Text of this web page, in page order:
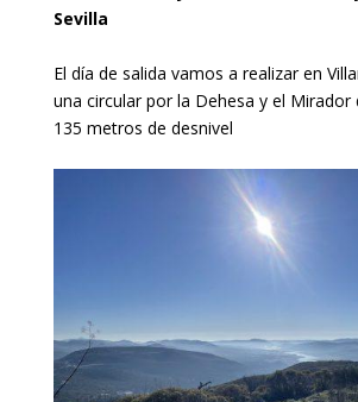
Sevilla
El día de salida vamos a realizar en
una circular por la Dehesa y el Mirador
135 metros de desnivel